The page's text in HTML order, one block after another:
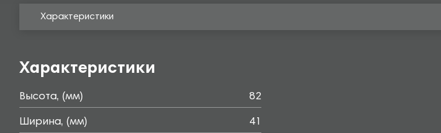
Характеристики
Характеристики
Высота, (мм) 82
Ширина, (мм) 41